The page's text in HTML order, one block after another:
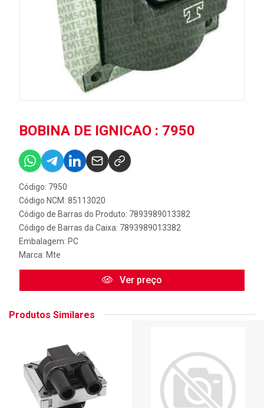
BOBINA DE IGNICAO : 7950
Código: 7950
Código NCM: 85113020
Código de Barras do Produto: 7893989013382
Código de Barras da Caixa: 7893989013382
Embalagem: PC
Marca: Mte
Ver preço
Produtos Similares